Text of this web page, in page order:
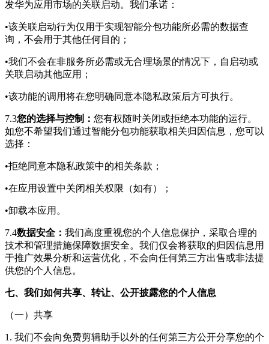
发华为应用市场的关联启动。我们承诺：
•该关联启动行为仅用于实现智能分包功能所必需的数据查
询，不会用于其他任何目的；
•我们不会在非服务所必需或无合理场景的情况下，自启动或
关联启动其他应用；
•该功能的调用将在您明确同意本隐私政策后方可执行。
7.3您的选择与控制： 您有权随时关闭或拒绝本功能的运行。
如您不希望我们通过智能分包功能获取相关归因信息，您可以
选择：
•拒绝同意本隐私政策中的相关条款；
•在应用设置中关闭相关权限（如有）；
•卸载本应用。
7.4数据安全： 我们高度重视您的个人信息保护，采取合理的
技术和管理措施保障数据安全。我们仅会将获取的归因信息用
于推广效果分析和运营优化，不会向任何第三方出售或非法提
供您的个人信息。
七、我们如何共享、转让、公开披露您的个人信息
（一）共享
1. 我们不会向免费剪辑助手以外的任何第三方公开分享您的个